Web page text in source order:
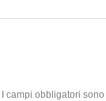
I campi obbligatori